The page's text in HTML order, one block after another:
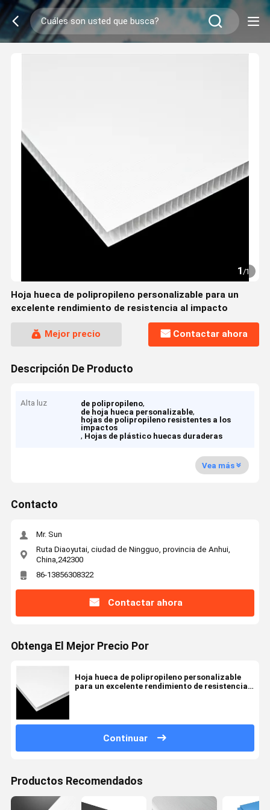
1/1
Hoja hueca de polipropileno personalizable para un
excelente rendimiento de resistencia al impacto
Mejor precio Contactar ahora
Descripción De Producto
Alta luz de polipropileno,
de hoja hueca personalizable,
hojas de polipropileno resistentes a los
impactos
, Hojas de plástico huecas duraderas
Vea más
Contacto
Mr. Sun
Ruta Diaoyutai, ciudad de Ningguo, provincia de Anhui,
China,242300
86-13856308322
Contactar ahora
Obtenga El Mejor Precio Por
Hoja hueca de polipropileno personalizable
para un excelente rendimiento de resistencia
Continuar
Productos Recomendados